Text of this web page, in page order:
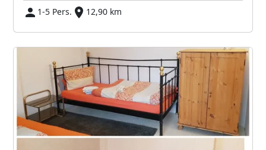
1-5 Pers.
12,90 km